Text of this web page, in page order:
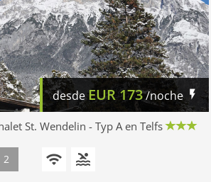
desdeEUR 173/noche
St. Wendelin - Typ A en Telfs
2